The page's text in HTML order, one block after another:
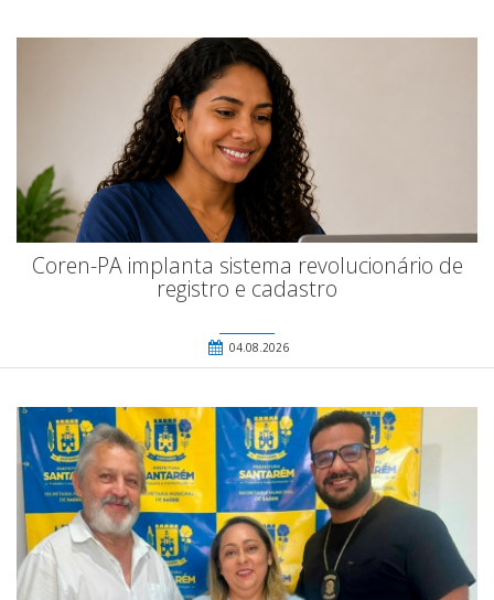
Coren-PA implanta sistema revolucionário de
registro e cadastro
04.08.2026